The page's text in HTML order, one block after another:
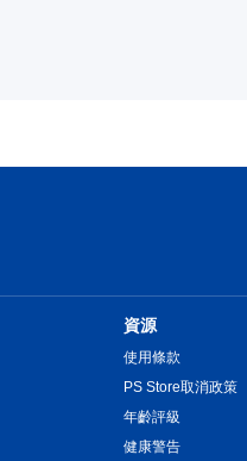
資源
使用條款
PS Store取消政策
年齡評級
健康警告